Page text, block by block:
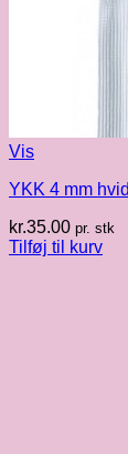
Vis
YKK 4 mm
kr.35.00 pr. stk
Tilføj til kurv